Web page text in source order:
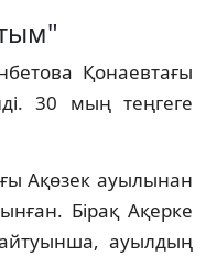
Қонаевтағы
30 мың теңгеге
Ақөзек ауылынан
Бірақ Ақерке
ауылдың